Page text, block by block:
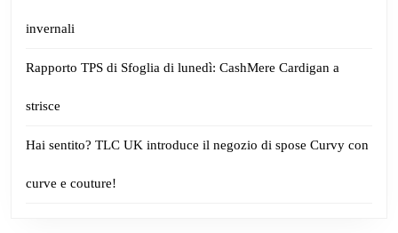
invernali
Rapporto TPS di Sfoglia di lunedì: CashMere Cardigan a
strisce
Hai sentito? TLC UK introduce il negozio di spose Curvy con
curve e couture!